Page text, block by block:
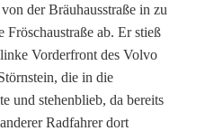
der Bräuhausstraße in zu
ab. Er stieß
Vorderfront des Volvo
die in die
und stehenblieb, da bereits
Radfahrer dort